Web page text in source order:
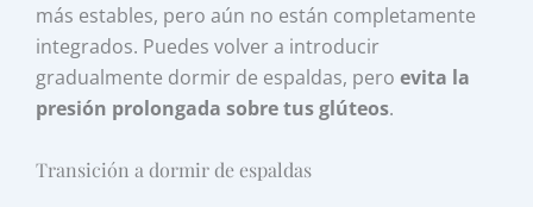
más estables, pero aún no están completamente
integrados. Puedes volver a introducir
gradualmente dormir de espaldas, peroevita la
presión prolongada sobre tus glúteos.
Transición a dormir de espaldas